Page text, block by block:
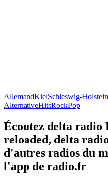
AllemandKielSchleswig-Holstein
AlternativeHitsRockPop
Écoutez delta radio
reloaded, delta
d'autres radios du
l'app de radio.fr